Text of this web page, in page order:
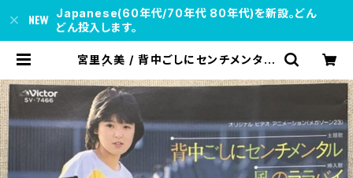
Japanese(60年代/70年代 80年代)を新設。どん
どん投入します。
宮里久美 / 背中ごしにセンチメンタル